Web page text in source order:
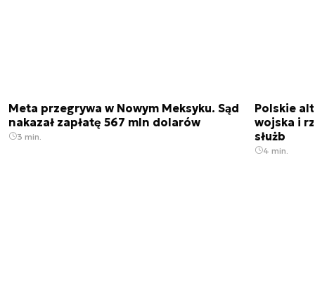
Meta przegrywa w Nowym Meksyku. Sąd
nakazał zapłatę 567 mln dolarów
3 min.
Polskie
wojska i
służb
4 min.